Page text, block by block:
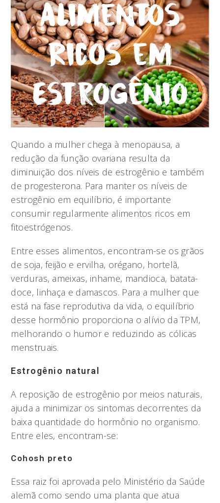
Quando a mulher chega à menopausa, a
redução da função ovariana resulta da
diminuição dos níveis de estrogênio e também
de progesterona. Para manter os níveis de
estrogênio em equilíbrio, é importante
consumir regularmente alimentos ricos em
fitoestrógenos.
Entre esses alimentos, encontram-se os grãos
de soja, feijão e ervilha, orégano, hortelã,
verduras, ameixas, inhame, mandioca, batata-
doce, linhaça e damascos. Para a mulher que
está na fase reprodutiva da vida, o equilíbrio
desse hormônio proporciona o alívio da TPM,
melhorando o humor e reduzindo as cólicas
menstruais.
Estrogênio natural
A reposição de estrogênio por meios naturais,
ajuda a minimizar os sintomas decorrentes da
baixa quantidade do hormônio no organismo.
Entre eles, encontram-se:
Cohosh preto
Essa raiz foi aprovada pelo Ministério da Saúde
alemã como sendo uma planta que atua